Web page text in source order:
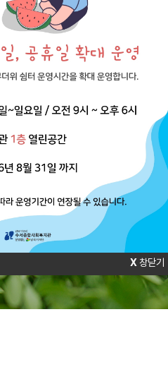
수서다함께키움센터
창닫기